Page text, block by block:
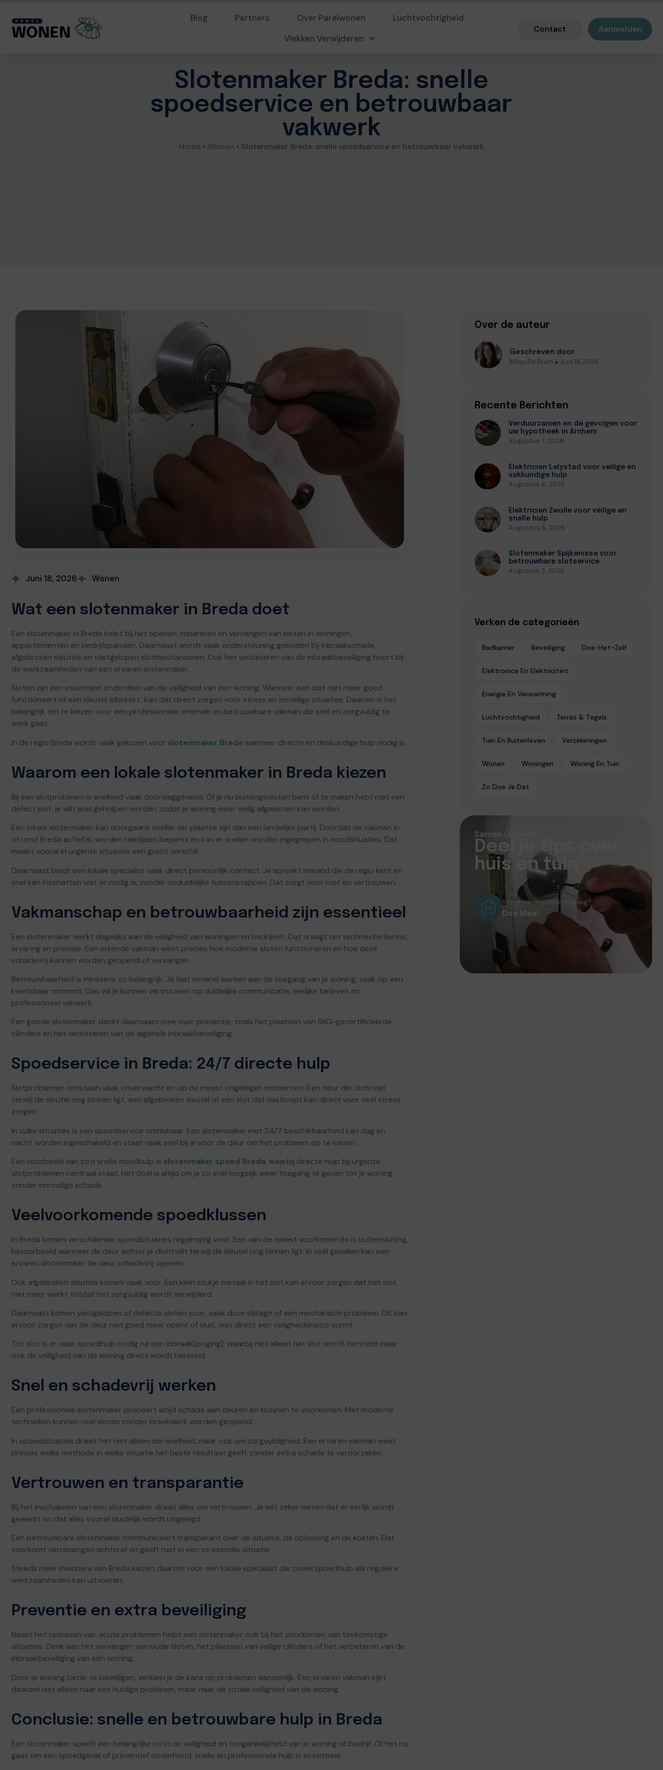
Blog Partners Over Parelwonen
Luchtvochtigheid
Vlekken Verwijderen
Contact Aanmelden
Slotenmaker Breda: snelle
spoedservice en betrouwbaar
vakwerk
Home • Wonen • Slotenmaker Breda: snelle spoedservice en betrouwbaar vakwerk
Juni 18, 2026 Wonen
Wat een slotenmaker in Breda doet
Een slotenmaker in Breda helpt bij het openen, repareren en vervangen van sloten in woningen,
appartementen en bedrijfspanden. Daarnaast wordt vaak ondersteuning geboden bij inbraakschade,
afgebroken sleutels en vastgelopen slotmechanismen. Ook het verbeteren van de inbraakbeveiliging hoort bij
de werkzaamheden van een ervaren slotenmaker.
Sloten zijn een essentieel onderdeel van de veiligheid van een woning. Wanneer een slot niet meer goed
functioneert of een sleutel afbreekt, kan dat direct zorgen voor stress en onveilige situaties. Daarom is het
belangrijk om te kiezen voor een professionele, erkende en betrouwbare vakman die snel en zorgvuldig te
werk gaat.
In de regio Breda wordt vaak gekozen voor slotenmaker Breda wanneer directe en deskundige hulp nodig is.
Waarom een lokale slotenmaker in Breda kiezen
Bij een slotprobleem is snelheid vaak doorslaggevend. Of je nu buitengesloten bent of te maken hebt met een
defect slot, je wilt snel geholpen worden zodat je woning weer veilig afgesloten kan worden.
Een lokale slotenmaker kan doorgaans sneller ter plaatse zijn dan een landelijke partij. Doordat de vakman in
of rond Breda actief is, worden reistijden beperkt en kan er sneller worden ingegrepen in noodsituaties. Dat
maakt vooral in urgente situaties een groot verschil.
Daarnaast biedt een lokale specialist vaak direct persoonlijk contact. Je spreekt iemand die de regio kent en
snel kan inschatten wat er nodig is, zonder onduidelijke tussenstappen. Dat zorgt voor rust en vertrouwen.
Vakmanschap en betrouwbaarheid zijn essentieel
Een slotenmaker werkt dagelijks aan de veiligheid van woningen en bedrijven. Dat vraagt om technische kennis,
ervaring en precisie. Een erkende vakman weet precies hoe moderne sloten functioneren en hoe deze
schadevrij kunnen worden geopend of vervangen.
Betrouwbaarheid is minstens zo belangrijk. Je laat iemand werken aan de toegang van je woning, vaak op een
kwetsbaar moment. Dan wil je kunnen vertrouwen op duidelijke communicatie, eerlijke tarieven en
professioneel vakwerk.
Een goede slotenmaker denkt daarnaast mee over preventie, zoals het plaatsen van SKG-gecertificeerde
cilinders en het verbeteren van de algehele inbraakbeveiliging.
Spoedservice in Breda: 24/7 directe hulp
Slotproblemen ontstaan vaak onverwacht en op de meest ongelegen momenten. Een deur die dichtvalt
terwijl de sleutel nog binnen ligt, een afgebroken sleutel of een slot dat vastloopt kan direct voor veel stress
zorgen.
In zulke situaties is een spoedservice onmisbaar. Een slotenmaker met 24/7 beschikbaarheid kan dag en
nacht worden ingeschakeld en staat vaak snel bij je voor de deur om het probleem op te lossen.
Een voorbeeld van zo’n snelle noodhulp is slotenmaker spoed Breda, waarbij directe hulp bij urgente
slotproblemen centraal staat. Het doel is altijd om je zo snel mogelijk weer toegang te geven tot je woning,
zonder onnodige schade.
Veelvoorkomende spoedklussen
In Breda komen verschillende spoedsituaties regelmatig voor. Een van de meest voorkomende is buitensluiting,
bijvoorbeeld wanneer de deur achter je dichtvalt terwijl de sleutel nog binnen ligt. In veel gevallen kan een
ervaren slotenmaker de deur schadevrij openen.
Ook afgebroken sleutels komen vaak voor. Een klein stukje metaal in het slot kan ervoor zorgen dat het slot
niet meer werkt totdat het zorgvuldig wordt verwijderd.
Daarnaast komen vastgelopen of defecte sloten voor, vaak door slijtage of een mechanisch probleem. Dit kan
ervoor zorgen dat de deur niet goed meer opent of sluit, wat direct een veiligheidsrisico vormt.
Tot slot is er vaak spoedhulp nodig na een inbraak(poging), waarbij niet alleen het slot wordt hersteld maar
ook de veiligheid van de woning direct wordt hersteld.
Snel en schadevrij werken
Een professionele slotenmaker probeert altijd schade aan deuren en kozijnen te voorkomen. Met moderne
technieken kunnen veel sloten zonder breekwerk worden geopend.
In spoedsituaties draait het niet alleen om snelheid, maar ook om zorgvuldigheid. Een ervaren vakman weet
precies welke methode in welke situatie het beste resultaat geeft zonder extra schade te veroorzaken.
Vertrouwen en transparantie
Bij het inschakelen van een slotenmaker draait alles om vertrouwen. Je wilt zeker weten dat er eerlijk wordt
gewerkt en dat alles vooraf duidelijk wordt uitgelegd.
Een betrouwbare slotenmaker communiceert transparant over de situatie, de oplossing en de kosten. Dat
voorkomt verrassingen achteraf en geeft rust in een stressvolle situatie.
Steeds meer inwoners van Breda kiezen daarom voor een lokale specialist die zowel spoedhulp als reguliere
werkzaamheden kan uitvoeren.
Preventie en extra beveiliging
Naast het oplossen van acute problemen helpt een slotenmaker ook bij het voorkomen van toekomstige
situaties. Denk aan het vervangen van oude sloten, het plaatsen van veilige cilinders of het verbeteren van de
inbraakbeveiliging van een woning.
Door je woning beter te beveiligen, verklein je de kans op problemen aanzienlijk. Een ervaren vakman kijkt
daarom niet alleen naar het huidige probleem, maar naar de totale veiligheid van de woning.
Conclusie: snelle en betrouwbare hulp in Breda
Een slotenmaker speelt een belangrijke rol in de veiligheid en toegankelijkheid van je woning of bedrijf. Of het nu
gaat om een spoedgeval of preventief onderhoud, snelle en professionele hulp is essentieel.
Over de auteur
Geschreven door
Milou De Bruin ● Juni 18, 2026
Recente Berichten
Verduurzamen en de gevolgen voor
uw hypotheek in Arnhem
Augustus 7, 2026
Elektricien Lelystad voor veilige en
vakkundige hulp
Augustus 6, 2026
Elektricien Zwolle voor veilige en
snelle hulp
Augustus 6, 2026
Slotenmaker Spijkenisse voor
betrouwbare slotservice
Augustus 3, 2026
Verken de categorieën
Badkamer Beveiliging Doe-Het-Zelf
Elektronica En Elektriciteit
Energie En Verwarming
Luchtvochtigheid Terras & Tegels
Tuin En Buitenleven Verzekeringen
Wonen Woningen Woning En Tuin
Zo Doe Je Dat
Samen Groeien
Deel je tips over
huis en tuin
Interesse in samenwerking?
Doe Mee!